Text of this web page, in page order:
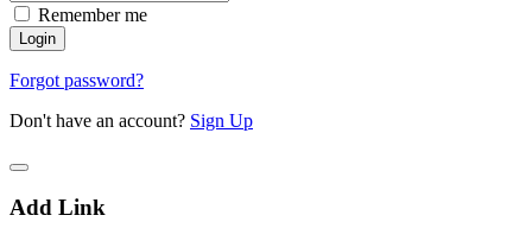
Remember me
Forgot password?
Don't have an account? Sign Up
Add Link